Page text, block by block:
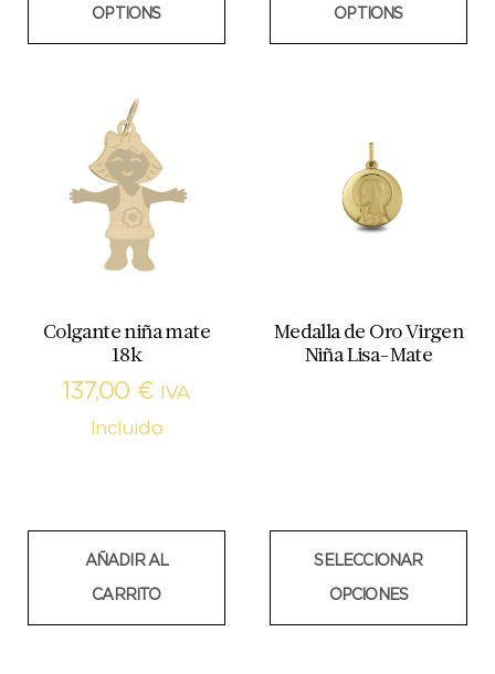
OPTIONS OPTIONS
Colgante niña mate
18k
137,00 €
IVA
Incluido
AÑADIR AL
CARRITO
Medalla de Oro Virgen
Niña Lisa-Mate
SELECCIONAR
OPCIONES